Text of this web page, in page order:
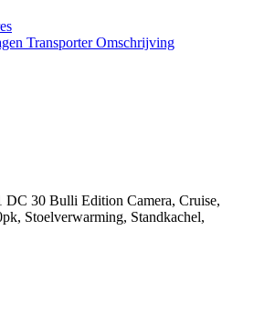
Transporter Omschrijving
30 Bulli Edition Camera, Cruise,
Stoelverwarming, Standkachel,